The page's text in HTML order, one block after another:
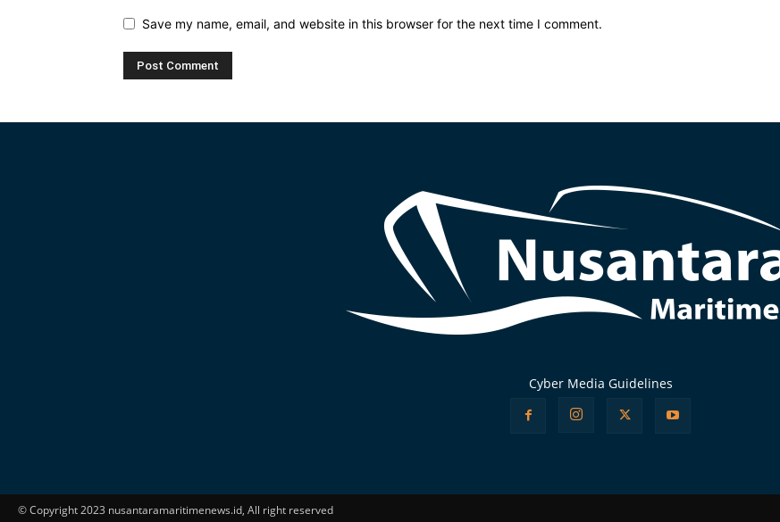
Save my name, email, and website in this browser for the next time I comment.
Cyber Media Guidelines
© Copyright 2023 nusantaramaritimenews.id, All right reserved